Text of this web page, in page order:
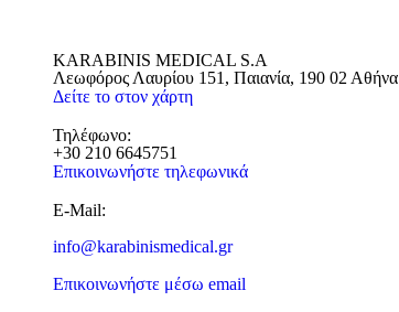
KARABINIS MEDICAL S.A
Λεωφόρος Λαυρίου 151, Παιανία, 190 02 Αθήνα
Δείτε το στον χάρτη
Τηλέφωνο:
+30 210 6645751
Επικοινωνήστε τηλεφωνικά
E-Mail:
info@karabinismedical.gr
Επικοινωνήστε μέσω email